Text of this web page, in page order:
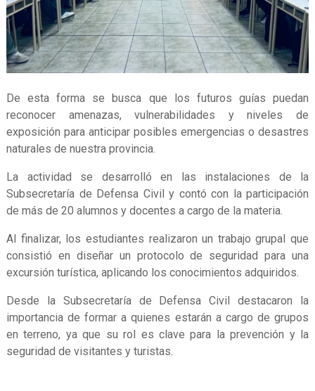
De esta forma se busca que los futuros guías puedan
reconocer amenazas, vulnerabilidades y niveles de
exposición para anticipar posibles emergencias o desastres
naturales de nuestra provincia.
La actividad se desarrolló en las instalaciones de la
Subsecretaría de Defensa Civil y contó con la participación
de más de 20 alumnos y docentes a cargo de la materia.
Al finalizar, los estudiantes realizaron un trabajo grupal que
consistió en diseñar un protocolo de seguridad para una
excursión turística, aplicando los conocimientos adquiridos.
Desde la Subsecretaría de Defensa Civil destacaron la
importancia de formar a quienes estarán a cargo de grupos
en terreno, ya que su rol es clave para la prevención y la
seguridad de visitantes y turistas.